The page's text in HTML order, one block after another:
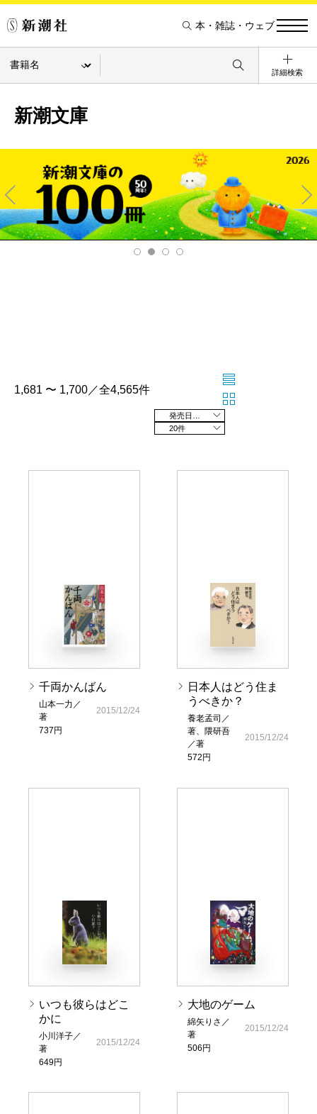
本・雑誌・ウェブ
詳細検索
新潮文庫
Pre
v
Ne
xt
1,681 〜 1,700／全4,565件
20件
千両かんばん
山本一力／
著
737円
2015/12/24
日本人はどう住ま
うべきか？
養老孟司／
著、隈研吾
／著
572円
2015/12/24
いつも彼らはどこ
かに
小川洋子／
著
649円
2015/12/24
大地のゲーム
綿矢りさ／
著
506円
2015/12/24